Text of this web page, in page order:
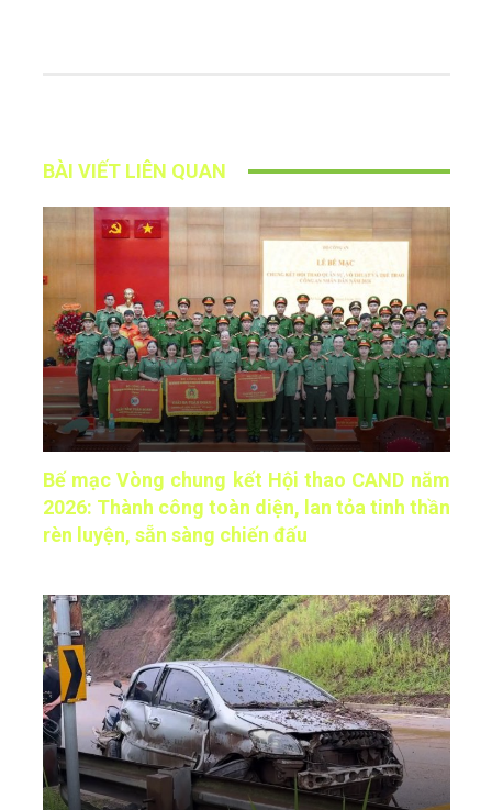
BÀI VIẾT LIÊN QUAN
Bế mạc Vòng chung kết Hội thao CAND năm
2026: Thành công toàn diện, lan tỏa tinh thần
rèn luyện, sẵn sàng chiến đấu